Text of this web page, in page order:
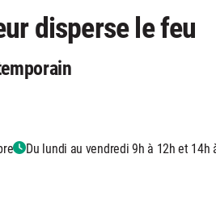
disperse le feu
Du lundi au vendredi 9h à 12h et 14h